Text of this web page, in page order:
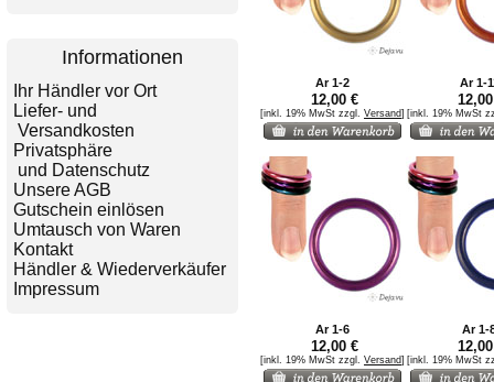
Informationen
Ihr Händler vor Ort
Liefer- und
Versandkosten
Privatsphäre
und Datenschutz
Unsere AGB
Gutschein einlösen
Umtausch von Waren
Kontakt
Händler & Wiederverkäufer
Impressum
Ar 1-2 Ar 1-
12,00 €
[inkl. 19% MwSt zzgl. Versand] [inkl. 19% MwSt
Ar 1-6 Ar 1-
12,00 €
[inkl. 19% MwSt zzgl. Versand] [inkl. 19% MwSt